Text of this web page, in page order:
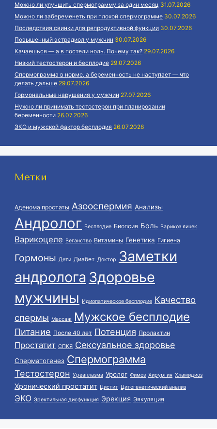
Можно ли улучшить спермограмму за один месяц 31.07.2026
Можно ли забеременеть при плохой спермограмме 30.07.2026
Последствия свинки для репродуктивной функции 30.07.2026
Повышенный эстрадиол у мужчин 30.07.2026
Качаешься — а в постели ноль. Почему так? 29.07.2026
Низкий тестостерон и бесплодие 29.07.2026
Спермограмма в норме, а беременность не наступает — что
делать дальше 29.07.2026
Гормональные нарушения у мужчин 27.07.2026
Нужно ли принимать тестостерон при планировании
беременности 26.07.2026
ЭКО и мужской фактор бесплодия 26.07.2026
Метки
Аденома простаты Азооспермия Анализы
Андролог Бесплодие Биопсия Боль Варикоз яичек
Варикоцеле Веганство Витамины Генетика Гигиена
Гормоны Дети Диабет Доктор
Заметки
андролога Здоровье
мужчины
Идиопатическое бесплодие Качество
спермы Массаж Мужское бесплодие
Питание После 40 лет Потенция Пролактин
Простатит СПКЯ Сексуальное здоровье
Сперматогенез Спермограмма
Тестостерон Уреаплазма Уролог Фимоз Хирургия Хламидиоз
Хронический простатит Цистит Цитогенетический анализ
ЭКО Эректильная дисфункция Эрекция Эякуляция